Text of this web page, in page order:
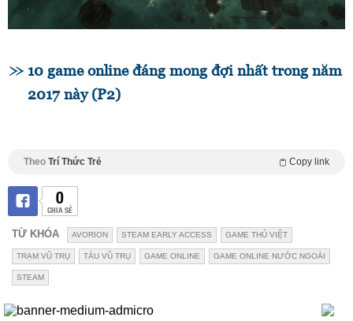
10 game online đáng mong đợi nhất trong năm
2017 này (P2)
Theo Trí Thức Trẻ Copy link
0
CHIA SẺ
TỪ KHÓA AVORION STEAM EARLY ACCESS GAME THỦ VIỆT
TRẠM VŨ TRỤ TÀU VŨ TRỤ GAME ONLINE GAME ONLINE NƯỚC NGOÀI
STEAM